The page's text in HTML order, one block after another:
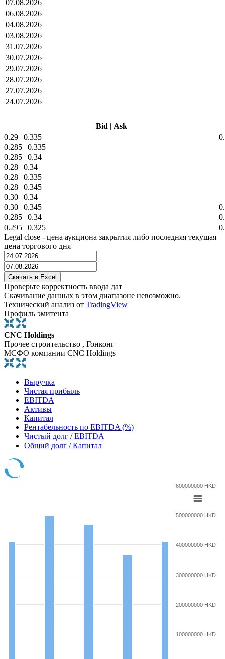
07.08.2026
06.08.2026
04.08.2026
03.08.2026
31.07.2026
30.07.2026
29.07.2026
28.07.2026
27.07.2026
24.07.2026
Bid | Ask
0.29 | 0.335
0.285 | 0.335
0.285 | 0.34
0.28 | 0.34
0.28 | 0.335
0.28 | 0.345
0.30 | 0.34
0.30 | 0.345
0.285 | 0.34
0.295 | 0.325
Legal close - цена аукциона закрытия либо последняя текущая
цена торгового дня
Проверьте корректность ввода дат
Скачивание данных в этом диапазоне невозможно.
Технический анализ от TradingView
Профиль эмитента
CNC Holdings
Прочее строительство , Гонконг
МСФО компании CNC Holdings
Выручка
Чистая прибыль
EBITDA
Активы
Капитал
Рентабельность по EBITDA (%)
Чистый долг / EBITDA
Общий долг / Капитал
100000000 HKD
200000000 HKD
300000000 HKD
400000000 HKD
500000000 HKD
600000000 HKD